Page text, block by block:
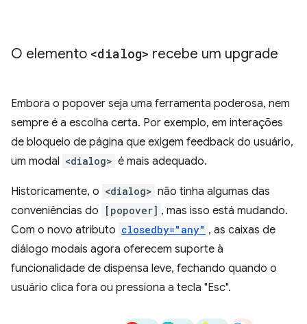
O elemento <dialog> recebe um upgrade
Embora o popover seja uma ferramenta poderosa, nem
sempre é a escolha certa. Por exemplo, em interações
de bloqueio de página que exigem feedback do usuário,
um modal <dialog> é mais adequado.
Historicamente, o <dialog> não tinha algumas das
conveniências do
[popover] , mas isso está mudando.
Com o novo atributo closedby="any" , as caixas de
diálogo modais agora oferecem suporte à
funcionalidade de dispensa leve, fechando quando o
usuário clica fora ou pressiona a tecla "Esc".